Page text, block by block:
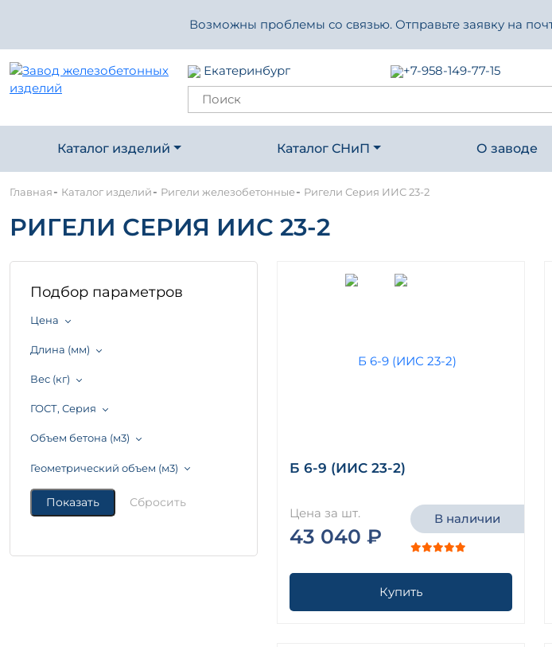
Возможны проблемы со связью. Отправьте заявку на
Екатеринбург +7-958-149-77-15
Каталог изделий Каталог СНиП О заводе
Главная- Каталог изделий- Ригели железобетонные- Ригели Серия ИИС 23-2
РИГЕЛИ СЕРИЯ ИИС 23-2
Подбор параметров
Цена
Длина (мм)
Вес (кг)
ГОСТ, Серия
Объем бетона (м3)
Геометрический объем (м3) Б 6-9 (ИИС 23-2)
Цена за шт.
43 040 ₽
В наличии
Купить